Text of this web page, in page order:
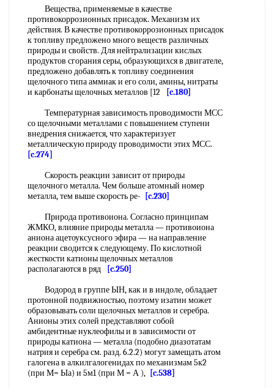
Вещества, применяемые в качестве
противокоррозионных присадок. Механизм их
действия. В качестве противокоррозионных присадок
к топливу предложено много веществ различных
природы и свойств. Для нейтрализации кислых
продуктов сгорания серы, образующихся в двигателе,
предложено добавлять к топливу соединения
щелочного типа аммиак и его соли, амины, нитраты
и карбонаты щелочных металлов [12
[c.180]
Температурная зависимость проводимости МСС
со щелочными металлами с повышением ступени
внедрения снижается, что характеризует
металлическую природу проводимости этих МСС.
[c.274]
Скорость реакции зависит от природы
щелочного металла. Чем больше атомный номер
металла, тем выше скорость ре-
[c.230]
Природа противоиона. Согласно принципам
ЖМКО, влияние природы металла — противоиона
аниона ацетоуксусного эфира — на направление
реакции сводится к следующему. По кислотной
жесткости катионы щелочных металлов
располагаются в ряд
[c.250]
Водород в группе ЫН, как и в индоле, обладает
протонной подвижностью, поэтому изатин может
образовывать соли щелочных металлов и серебра.
Анионы этих солей представляют собой
амбидентные нуклеофилы и в зависимости от
природы катиона — металла (подобно диазотатам
натрия и серебра см. разд. 6.2.2) могут замещать атом
галогена в алкилгалогенидах по механизмам 5к2
(при М= Ыа) и 5м1 (при М = А ), [c.538]